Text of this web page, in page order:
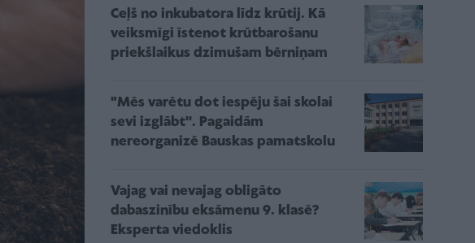
Ceļš no inkubatora līdz krūtij. Kā
veiksmīgi īstenot krūtbarošanu
priekšlaikus dzimušam bērniņam
"Mēs varētu dot iespēju šai skolai
sevi izglābt''. Pagaidām
nereorganizē Bauskas pamatskolu
Vajag vai nevajag obligāto
dabaszinību eksāmenu 9. klasē?
Eksperta viedoklis